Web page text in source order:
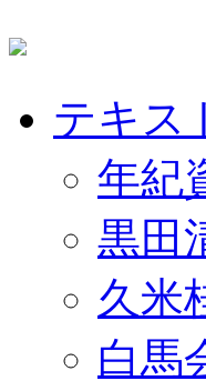
テキス
年紀
黒田
久米
白馬